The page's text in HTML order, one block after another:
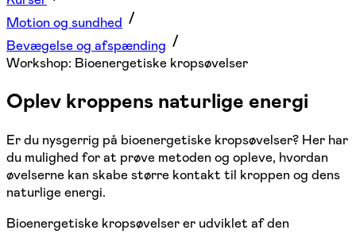
Motion og sundhed
Bevægelse og afspænding
Workshop: Bioenergetiske kropsøvelser
Oplev kroppens naturlige energi
Er du nysgerrig på bioenergetiske kropsøvelser? Her har
du mulighed for at prøve metoden og opleve, hvordan
øvelserne kan skabe større kontakt til kroppen og dens
naturlige energi.
Bioenergetiske kropsøvelser er udviklet af den